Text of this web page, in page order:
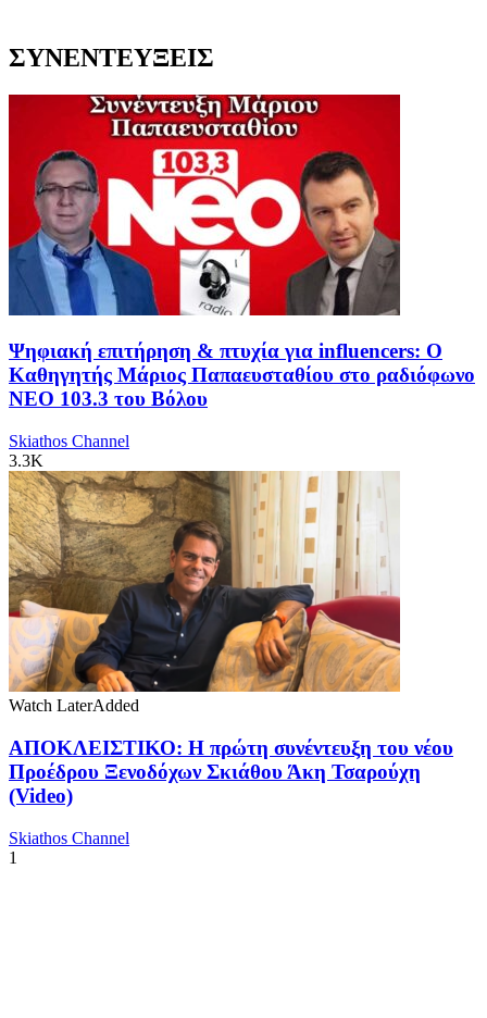
ΣΥΝΕΝΤΕΥΞΕΙΣ
Ψηφιακή επιτήρηση & πτυχία για influencers: Ο
Καθηγητής Μάριος Παπαευσταθίου στο ραδιόφωνο
NEO 103.3 του Βόλου
Skiathos Channel
3.3K
Watch LaterAdded
ΑΠΟΚΛΕΙΣΤΙΚΟ: Η πρώτη συνέντευξη του νέου
Προέδρου Ξενοδόχων Σκιάθου Άκη Τσαρούχη
(Video)
Skiathos Channel
1